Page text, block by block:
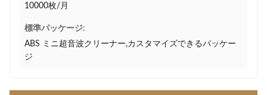
10000枚/月
標準パッケージ:
ABS ミニ超音波クリーナー,カスタマイズできるパッケー
ジ